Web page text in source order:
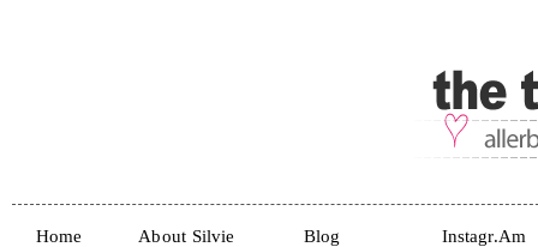
Home About Silvie Blog Instagr.am